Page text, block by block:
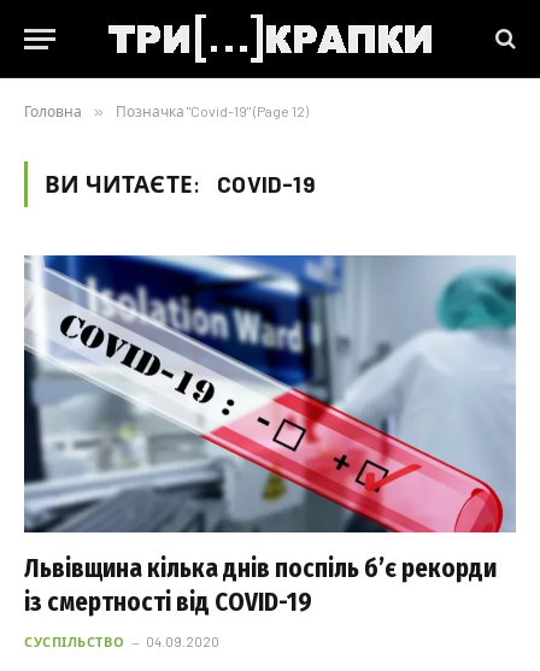
Головна » Позначка "Covid-19" (Page 12)
ВИ ЧИТАЄТЕ: COVID-19
Львівщина кілька днів поспіль б’є рекорди
із смертності від COVID-19
СУСПІЛЬСТВО 04.09.2020